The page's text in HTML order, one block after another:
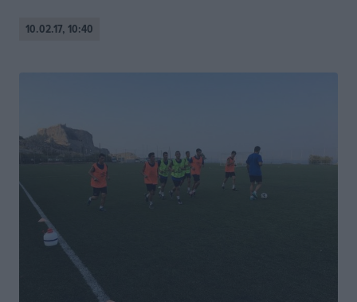
10.02.17, 10:40